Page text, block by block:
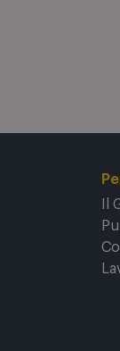
Il